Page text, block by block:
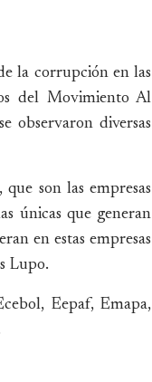
la corrupción en las
del Movimiento Al
observaron diversas
son las empresas
únicas que generan
en estas empresas
Lupo.
Eepaf, Emapa,